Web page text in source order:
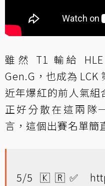
雖然 T1 輸給
Gen.G，也成為 LCK
近年爆紅的前人氣組
正好分散在這兩隊
言，這個出賽名單簡
5/5 🇰🇷✅